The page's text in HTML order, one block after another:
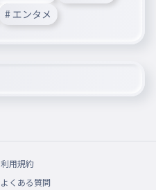
# エンタメ
利用規約
よくある質問